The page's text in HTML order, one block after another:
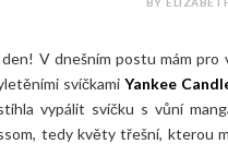
V dnešním postu mám
svíčkami Yankee
vypálit svíčku s vůní
tedy květy třešní, kterou